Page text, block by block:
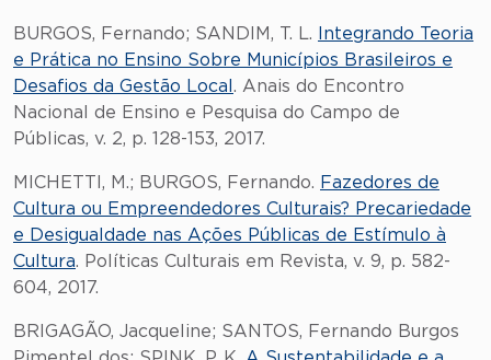
BURGOS, Fernando; SANDIM, T. L.
Integrando Teoria
e Prática no Ensino Sobre Municípios Brasileiros e
Desafios da Gestão Local . Anais do Encontro
Nacional de Ensino e Pesquisa do Campo de
Públicas, v. 2, p. 128-153, 2017.
MICHETTI, M.; BURGOS, Fernando. Fazedores de
Cultura ou Empreendedores Culturais? Precariedade
e Desigualdade nas Ações Públicas de Estímulo à
Cultura. Políticas Culturais em Revista, v. 9, p. 582-
604, 2017.
BRIGAGÃO, Jacqueline; SANTOS, Fernando Burgos